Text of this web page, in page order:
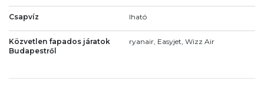
Csapvíz Iható
Közvetlen fapados járatok
Budapestről
ryanair, Easyjet, Wizz Air